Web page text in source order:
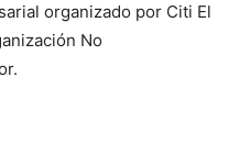
organizado por Citi El
No